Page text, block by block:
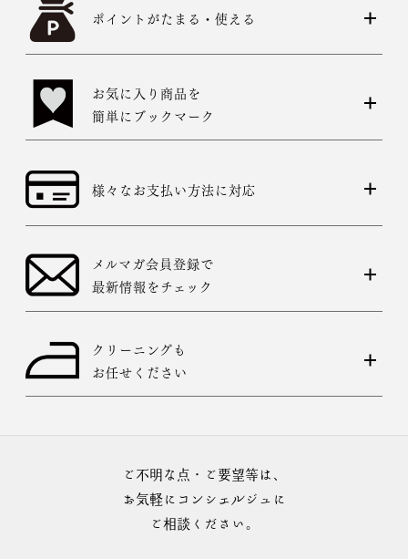
ポイントがたまる・使える
お気に入り商品を
簡単にブックマーク
様々なお支払い方法に対応
メルマガ会員登録で
最新情報をチェック
クリーニングも
お任せください
ご不明な点・ご要望等は、
お気軽にコンシェルジュに
ご相談ください。